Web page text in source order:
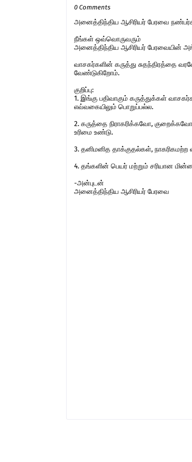
0 Comments
அனைத்திந்திய ஆசிரியர் பேரவை
நீங்கள் ஒவ்வொருவரும்
அனைத்திந்திய ஆசிரியர் பேரவையின்
வாசகர்களின் கருத்து சுதந்திரத்தை
வேண்டுகிறோம்.
குறிப்பு:
1. இங்கு பதிவாகும் கருத்துக்கள்
எவ்வகையிலும் பொறுப்பல்ல.
2. கருத்தை நிராகரிக்கவோ,
உரிமை உண்டு.
3. தனிமனித தாக்குதல்கள்,
4. தங்களின் பெயர் மற்றும் சரியான
-அன்புடன்
அனைத்திந்திய ஆசிரியர் பேரவை